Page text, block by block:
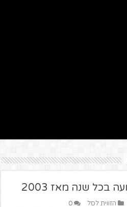
שנה מאז 2003
הזווית לסל 0